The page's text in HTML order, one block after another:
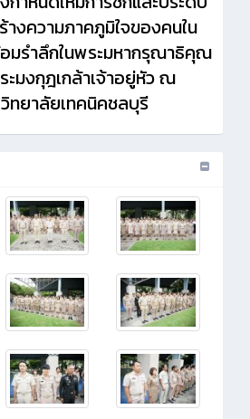
างความภาคภูมิใจของคนใน
มรำลึกในพระมหากรุณาธิคุณ
มงกุฎเกล้าเจ้าอยู่หัว ณ
ทยาลัยเทคนิคชลบุรี